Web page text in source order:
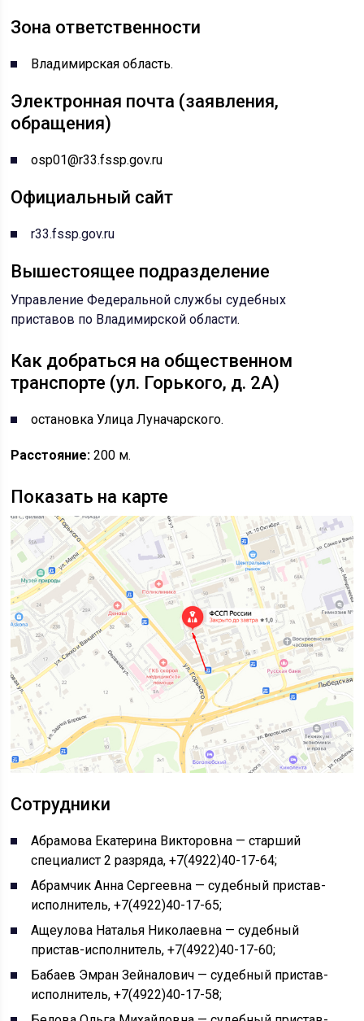
Зона ответственности
Владимирская область.
Электронная почта (заявления,
обращения)
osp01@r33.fssp.gov.ru
Официальный сайт
r33.fssp.gov.ru
Вышестоящее подразделение
Управление Федеральной службы судебных
приставов по Владимирской области.
Как добраться на общественном
транспорте (ул. Горького, д. 2А)
остановка Улица Луначарского.
Расстояние:200 м.
Показать на карте
Сотрудники
Абрамова Екатерина Викторовна — старший
специалист 2 разряда, +7(4922)40-17-64;
Абрамчик Анна Сергеевна — судебный пристав-
исполнитель, +7(4922)40-17-65;
Ащеулова Наталья Николаевна — судебный
пристав-исполнитель, +7(4922)40-17-60;
Бабаев Эмран Зейналович — судебный пристав-
исполнитель, +7(4922)40-17-58;